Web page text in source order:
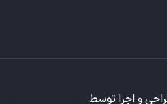
و اجرا توسط